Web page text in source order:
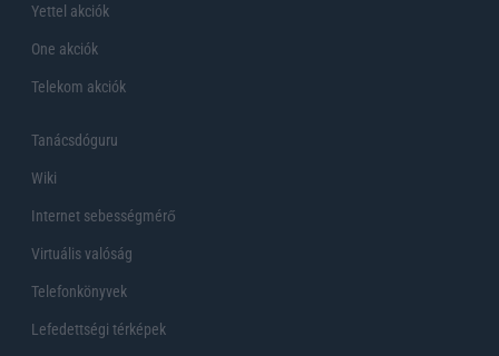
Yettel akciók
One akciók
Telekom akciók
Tanácsdóguru
Wiki
Internet sebességmérő
Virtuális valóság
Telefonkönyvek
Lefedettségi térképek